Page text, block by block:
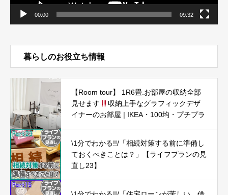
00:00 09:32
暮らしのお役立ち情報
【Room tour】 1R6畳.お部屋の収納全部
見せます
収納上手なグラフィックデザ
イナーのお部屋 | IKEA・100均・プチプラ
\1分でわかる!!/「相続対策する前に準備し
ておくべきことは？」【ライフプランの見
直し23】